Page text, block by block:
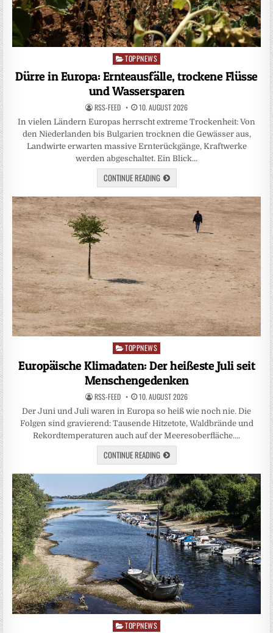
Posted
TOPPNEWS
Dürre in Europa: Ernteausfälle, trockene Flüsse
und Wassersparen
RSS-FEED 10. AUGUST 2026
In vielen Ländern Europas herrscht extreme Trockenheit: Von
den Niederlanden bis Bulgarien trocknen die Gewässer aus,
Landwirte erwarten massive Ernterückgänge, Kraftwerke
werden abgeschaltet. Ein Blick…
CONTINUE READING
Posted
in
TOPPNEWS
Europäische Klimadaten: Der heißeste Juli seit
Menschengedenken
RSS-FEED 10. AUGUST 2026
Der Juni und Juli waren in Europa so heiß wie noch nie. Die
Folgen sind gravierend: Tausende Hitzetote, Waldbrände und
Rekordtemperaturen auch auf der Meeresoberfläche….
CONTINUE READING
Posted
TOPPNEWS